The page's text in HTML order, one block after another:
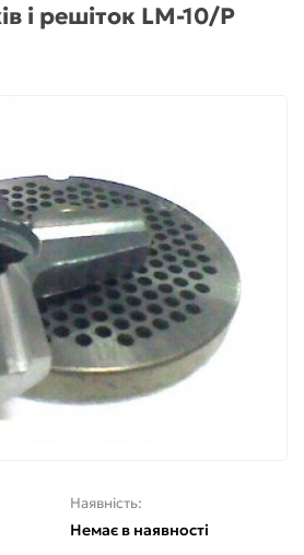
і решіток LM-10/P
Наявність:
Немає в наявності